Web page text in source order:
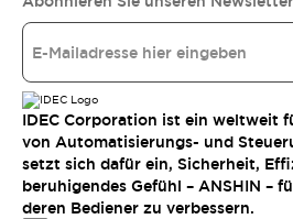
IDEC Corporation ist ein weltweit
von Automatisierungs- und
setzt sich dafür ein, Sicherheit,
beruhigendes Gefühl – ANSHIN –
deren Bediener zu verbessern.